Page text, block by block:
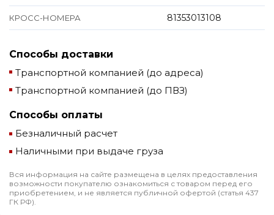
КРОСС-НОМЕРА 81353013108
Способы доставки
Транспортной компанией (до адреса)
Транспортной компанией (до ПВЗ)
Способы оплаты
Безналичный расчет
Наличными при выдаче груза
Вся информация на сайте размещена в целях предоставления
возможности покупателю ознакомиться с товаром перед его
приобретением, и не является публичной офертой (статья 437
ГК РФ).